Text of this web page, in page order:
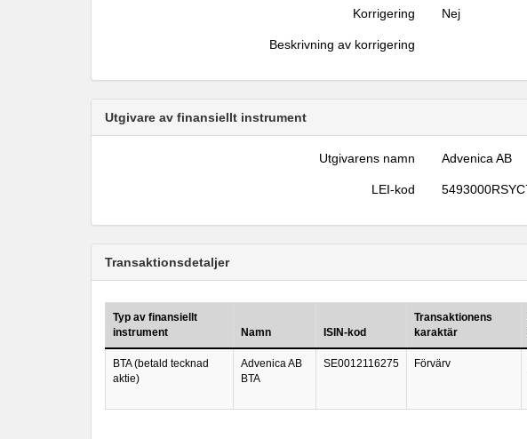
Korrigering Nej
Beskrivning av korrigering
Utgivare av finansiellt instrument
Utgivarens namn Advenica AB
LEI-kod
Transaktionsdetaljer
Typ av finansiellt
instrument
Namn ISIN-kod
Transaktionens
karaktär
BTA (betald tecknad
aktie)
Advenica AB
BTA
SE0012116275 Förvärv